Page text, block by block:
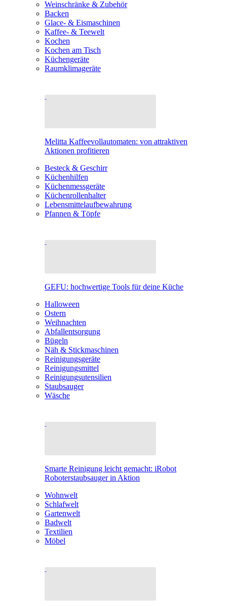
Weinschränke & Zubehör
Backen
Glace- & Eismaschinen
Kaffee- & Teewelt
Kochen
Kochen am Tisch
Küchengeräte
Raumklimageräte
Melitta Kaffeevollautomaten: von attraktiven
Aktionen profitieren
Besteck & Geschirr
Küchenhilfen
Küchenmessgeräte
Küchenrollenhalter
Lebensmittelaufbewahrung
Pfannen & Töpfe
GEFU: hochwertige Tools für deine Küche
Halloween
Ostern
Weihnachten
Abfallentsorgung
Bügeln
Näh & Stickmaschinen
Reinigungsgeräte
Reinigungsmittel
Reinigungsutensilien
Staubsauger
Wäsche
Smarte Reinigung leicht gemacht: iRobot
Roboterstaubsauger in Aktion
Wohnwelt
Schlafwelt
Gartenwelt
Badwelt
Textilien
Möbel